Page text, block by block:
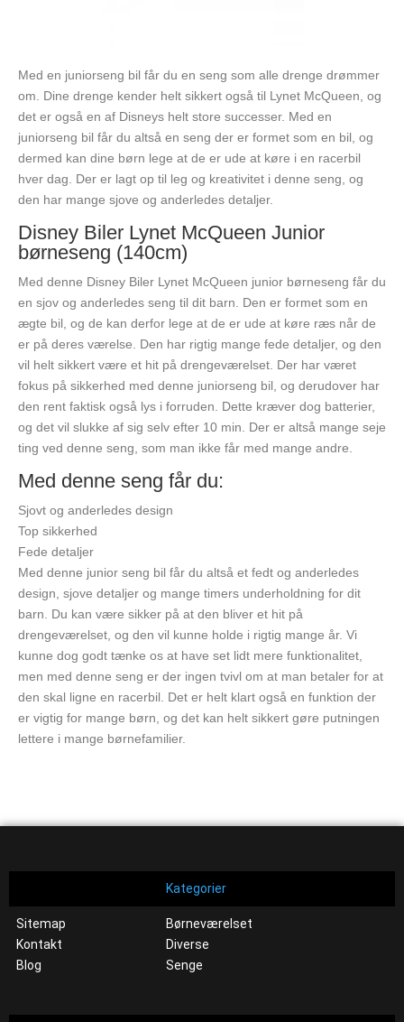
Med en juniorseng bil får du en seng som alle drenge drømmer
om. Dine drenge kender helt sikkert også til Lynet McQueen, og
det er også en af Disneys helt store successer. Med en
juniorseng bil får du altså en seng der er formet som en bil, og
dermed kan dine børn lege at de er ude at køre i en racerbil
hver dag. Der er lagt op til leg og kreativitet i denne seng, og
den har mange sjove og anderledes detaljer.
Disney Biler Lynet McQueen Junior
børneseng (140cm)
Med denne Disney Biler Lynet McQueen junior børneseng får du
en sjov og anderledes seng til dit barn. Den er formet som en
ægte bil, og de kan derfor lege at de er ude at køre ræs når de
er på deres værelse. Den har rigtig mange fede detaljer, og den
vil helt sikkert være et hit på drengeværelset. Der har været
fokus på sikkerhed med denne juniorseng bil, og derudover har
den rent faktisk også lys i forruden. Dette kræver dog batterier,
og det vil slukke af sig selv efter 10 min. Der er altså mange seje
ting ved denne seng, som man ikke får med mange andre.
Med denne seng får du:
Sjovt og anderledes design
Top sikkerhed
Fede detaljer
Med denne junior seng bil får du altså et fedt og anderledes
design, sjove detaljer og mange timers underholdning for dit
barn. Du kan være sikker på at den bliver et hit på
drengeværelset, og den vil kunne holde i rigtig mange år. Vi
kunne dog godt tænke os at have set lidt mere funktionalitet,
men med denne seng er der ingen tvivl om at man betaler for at
den skal ligne en racerbil. Det er helt klart også en funktion der
er vigtig for mange børn, og det kan helt sikkert gøre putningen
lettere i mange børnefamilier.
Kategorier
Sitemap
Kontakt
Blog
Børneværelset
Diverse
Senge